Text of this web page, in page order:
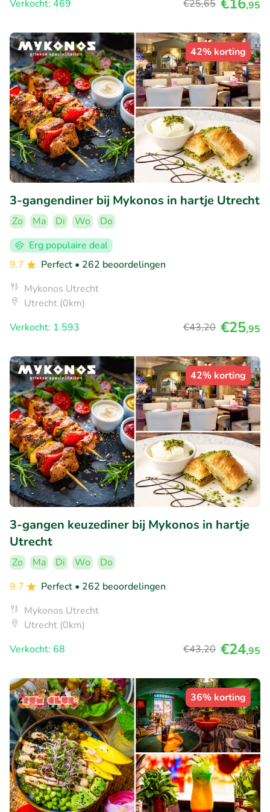
Verkocht: 469 €25,65 ,95
42% korting
3-gangendiner bij Mykonos in hartje Utrecht
Zo Ma Di Wo
Do
Erg populaire deal
9.7
Perfect • 262 beoordelingen
Mykonos Utrecht
Utrecht (0km)
Verkocht: 1.593
€43,20 €25,95
42% korting
3-gangen keuzediner bij Mykonos in hartje
Utrecht
Zo Ma Di Wo
Do
9.7
Perfect • 262 beoordelingen
Mykonos Utrecht
Utrecht (0km)
Verkocht: 68
€43,20 €24,95
36% korting